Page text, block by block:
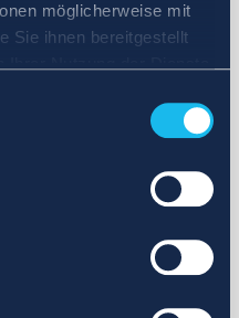
möglicherweise mit
Sie ihnen bereitgestellt